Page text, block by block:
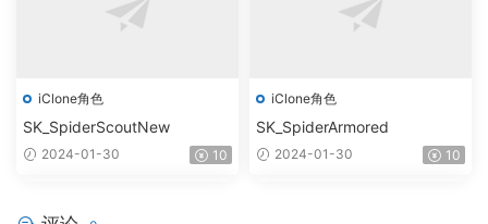
iClone角色
SK_SpiderScoutNew
2024-01-30 10
iClone角色
SK_SpiderArmored
2024-01-30 10